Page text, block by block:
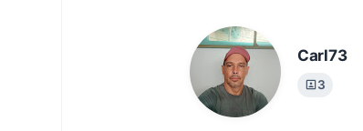
Carl73
3